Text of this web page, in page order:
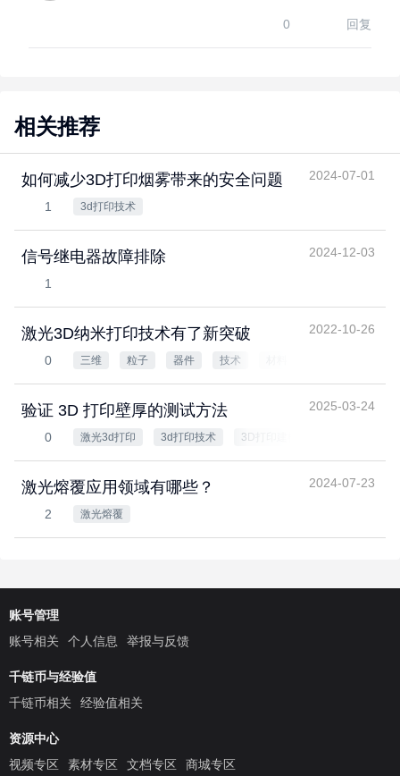
0 回复
相关推荐
如何减少3D打印烟雾带来的安全问题
1 3d打印技术
2024-07-01
信号继电器故障排除
1
2024-12-03
激光3D纳米打印技术有了新突破
0 三维 粒子 器件 技术
2022-10-26
验证 3D 打印壁厚的测试方法
0 激光3d打印 3d打印技术 3D打印建模
2025-03-24
激光熔覆应用领域有哪些？
2 激光熔覆
2024-07-23
账号管理
账号相关
个人信息 举报与反馈
千链币与经验值
千链币相关
经验值相关
资源中心
视频专区
素材专区 文档专区 商城专区